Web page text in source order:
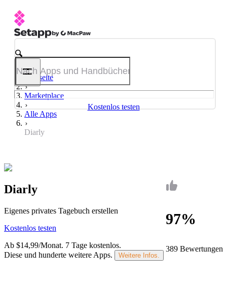
Kostenlos testen
Startseite
Marketplace
Alle Apps
Diarly
97%
389 Bewertungen
Diarly
Eigenes privates Tagebuch erstellen
Kostenlos testen
Ab $14,99/Monat. 7 Tage kostenlos.
Diese und hunderte weitere Apps.
Weitere Infos.